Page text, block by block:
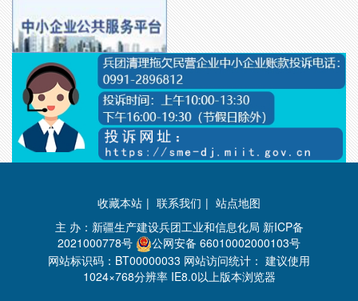
收藏本站 | 联系我们 | 站点地图
主 办：新疆生产建设兵团工业和信息化局 新ICP备
2021000778号
公网安备 66010002000103号
网站标识码：BT00000033 网站访问统计： 建议使用
1024×768分辨率 IE8.0以上版本浏览器